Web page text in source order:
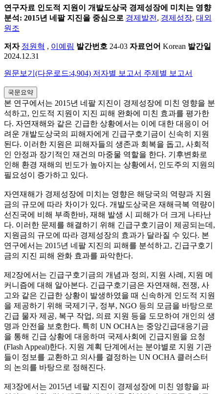
연구자료 인도적 지원이 개발도상국 경제성장에 미치는 영향
분석: 2015년 네팔 지진을 중심으로 경제발전 , 경제성장, 대외
원조
저자 정원혁 , 이예림 발간번호 24-03 자료언어 Korean 발간일
2024.12.31
원문보기(다운로드:4,904) 저자별 보고서 주제별 보고서
국문요약
본 연구에서는 2015년 네팔 지진이 경제성장에 미친 영향을 분
석하고, 인도적 지원이 지진 피해 완화에 미친 효과를 평가한
다. 자연재해와 같은 긴급한 상황에서는 이에 대한 대응이 어
려운 개발도상국의 피해자에게 긴급구호기금이 신속히 지원
된다. 이러한 지원은 피해자들의 생존과 회복을 돕고, 사회적
인 안정과 장기적인 재건의 마중물 역할을 한다. 기후변화로
인해 환경 재해의 빈도가 높아지는 상황에서, 인도주의 지원의
필요성이 증가하고 있다.
자연재해가 경제성장에 미치는 영향은 해당국의 역량과 지원
금의 규모에 따라 차이가 있다. 개발도상국은 재해극복 역량이
선진국에 비해 부족한바, 재해 발생 시 피해가 더 크게 나타난
다. 이러한 문제를 해결하기 위해 긴급구호기금이 제공되는데,
지원금의 규모에 따라 경제성장의 효과가 달라질 수 있다. 본
연구에서는 2015년 네팔 지진의 피해를 분석하고, 긴급구호기
금의 지진 피해 완화 효과를 파악한다.
제2장에서는 긴급구호기금의 개념과 정의, 지원 사례, 지원 메
커니즘에 대해 알아본다. 긴급구호기금은 자연재해, 전쟁, 사
고와 같은 긴급한 상황이 발생하였을 때 신속하게 인도적 지원
을 제공하기 위해 국제기구, 정부, NGO 등의 모금을 바탕으로
긴급 물자 제공, 복구 작업, 의료 지원 등을 도모하여 개인의 생
명과 안전을 보호한다. 특히 UN OCHA는 중앙긴급대응기금
을 통해 긴급 상황에 대응하며 국제사회에 긴급지원을 요청
(Flash Appeal)한다. 지원 계획 단계에서는 분야별로 지원 기관
들이 정보를 교환하고 의사를 결정하는 UN OCHA 클러스터
의 논의를 바탕으로 정해진다.
제3장에서는 2015년 네팔 지진이 경제성장에 미친 영향을 파